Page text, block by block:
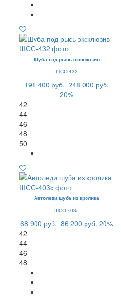
Шуба под рысь эксклюзив
ШСО-432
198 400 руб. 248 000 руб.
20%
42
44
46
48
50
Автоледи шуба из кролика
ШСО-403с
68 900 руб. 86 200 руб. 20%
42
44
46
48